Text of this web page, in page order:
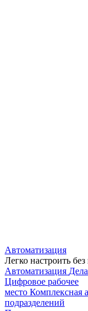
Автоматизация
Легко настроить
Автоматизация
Цифровое рабочее
место Комплексная
подразделений